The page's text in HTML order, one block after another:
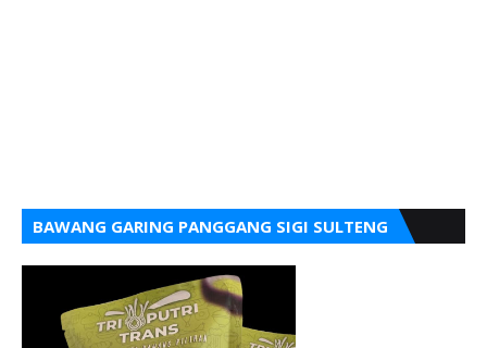
BAWANG GARING PANGGANG SIGI SULTENG